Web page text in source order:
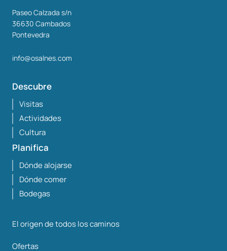
Paseo Calzada s/n
36630 Cambados
Pontevedra
info@osalnes.com
Descubre
Visitas
Actividades
Cultura
Planifica
Dónde alojarse
Dónde comer
Bodegas
El origen de todos los caminos
Ofertas